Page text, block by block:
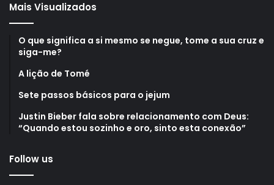
Mais Visualizados
O que significa a si mesmo se negue, tome a sua cruz e
siga-me?
A lição de Tomé
Sete passos básicos para o jejum
Justin Bieber fala sobre relacionamento com Deus:
“Quando estou sozinho e oro, sinto esta conexão”
Follow us